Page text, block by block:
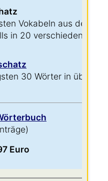
Vokabeln aus der
in 20 verschiedenen
30 Wörter in über 60
Euro